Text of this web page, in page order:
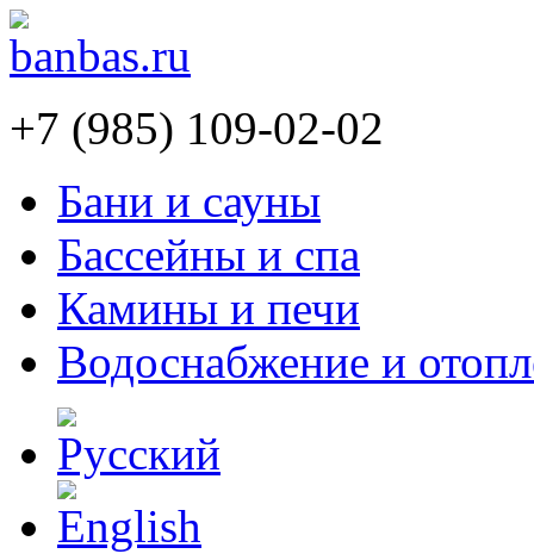
+7 (985) 109-02-02
Бани и сауны
Бассейны и спа
Камины и печи
Водоснабжение и